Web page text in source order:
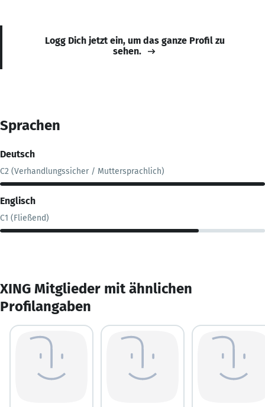
Logg Dich jetzt ein, um das ganze Profil zu
sehen.
Sprachen
Deutsch
C2 (Verhandlungssicher / Muttersprachlich)
Englisch
C1 (Fließend)
XING Mitglieder mit ähnlichen
Profilangaben